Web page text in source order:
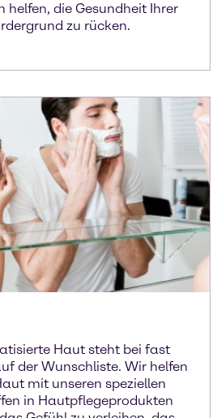
helfen, die Gesundheit Ihrer
zu rücken.
Haut steht bei fast
der Wunschliste. Wir helfen
mit unseren speziellen
in Hautpflegeprodukten